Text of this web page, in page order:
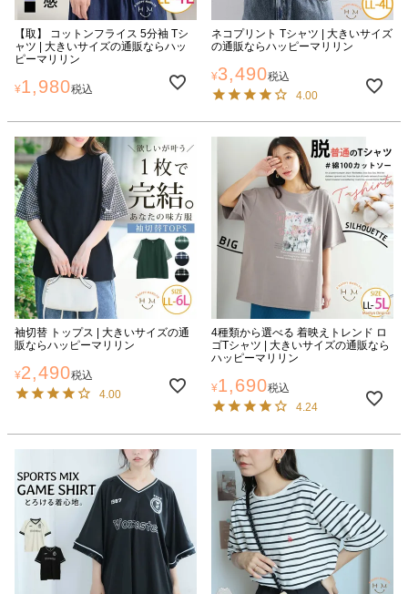
【取】 コットンフライス 5分袖 Tシ
ャツ | 大きいサイズの通販ならハッ
ピーマリリン
¥1,980税込
ネコプリント Tシャツ | 大きいサイズ
の通販ならハッピーマリリン
¥3,490税込
4.00
袖切替 トップス | 大きいサイズの通
販ならハッピーマリリン
¥2,490税込
4.00
4種類から選べる 着映えトレンド ロ
ゴTシャツ | 大きいサイズの通販なら
ハッピーマリリン
¥1,690税込
4.24